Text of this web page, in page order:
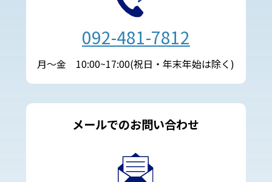
092-481-7812
月～金 10:00~17:00(祝日・年末年始は除く)
メールでのお問い合わせ